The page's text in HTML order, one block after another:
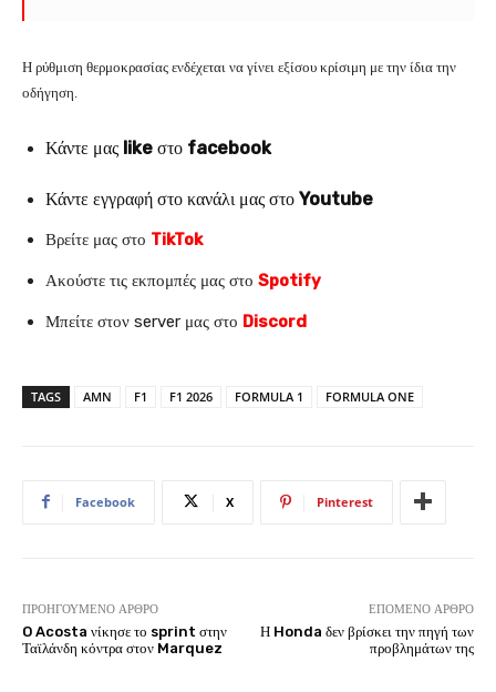
Η ρύθμιση θερμοκρασίας ενδέχεται να γίνει εξίσου κρίσιμη με την ίδια την
οδήγηση.
Κάντε μας like στο facebook
Κάντε εγγραφή στο κανάλι μας στο Youtube
Βρείτε μας στο TikTok
Ακούστε τις εκπομπές μας στο Spotify
Μπείτε στον server μας στο Discord
TAGS AMN F1 F1 2026 FORMULA 1 FORMULA ONE
Facebook X Pinterest
ΠΡΟΗΓΟΎΜΕΝΟ ΆΡΘΡΟ
O Acosta νίκησε το sprint στην
Ταϊλάνδη κόντρα στον Marquez
ΕΠΌΜΕΝΟ ΆΡΘΡΟ
Η Honda δεν βρίσκει την πηγή των
προβλημάτων της